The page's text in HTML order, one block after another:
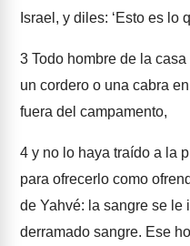
Israel, y diles: ‘Esto es lo
3 Todo hombre de la
un cordero o una cabra
fuera del campamento,
4 y no lo haya traído a la
para ofrecerlo como
de Yahvé: la sangre se le
derramado sangre. Ese